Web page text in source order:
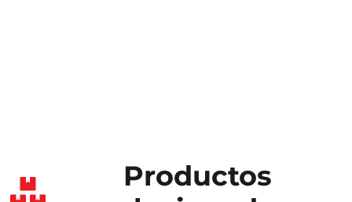
Productos